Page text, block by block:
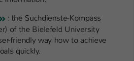
: the Suchdienste-Kompass
of the Bielefeld University
friendly way how to achieve
quickly.